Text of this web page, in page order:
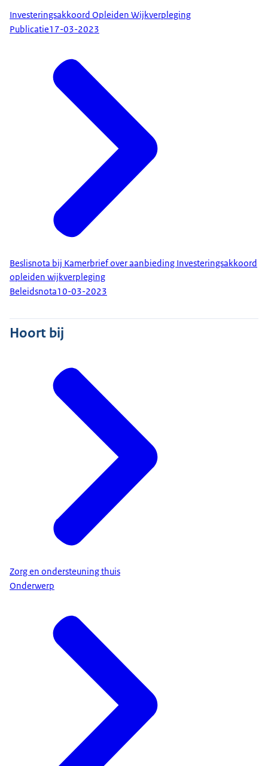
Investeringsakkoord Opleiden Wijkverpleging
Publicatie17-03-2023
Beslisnota bij Kamerbrief over aanbieding Investeringsakkoord
opleiden wijkverpleging
Beleidsnota10-03-2023
Hoort bij
Zorg en ondersteuning thuis
Onderwerp